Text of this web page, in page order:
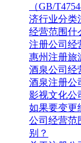
（GB/
济行业分类
经营范围什
注册公司经
惠州注册旅
酒泉公司经
酒泉注册公
影视文化公
如果要变更
公司经营范
别？